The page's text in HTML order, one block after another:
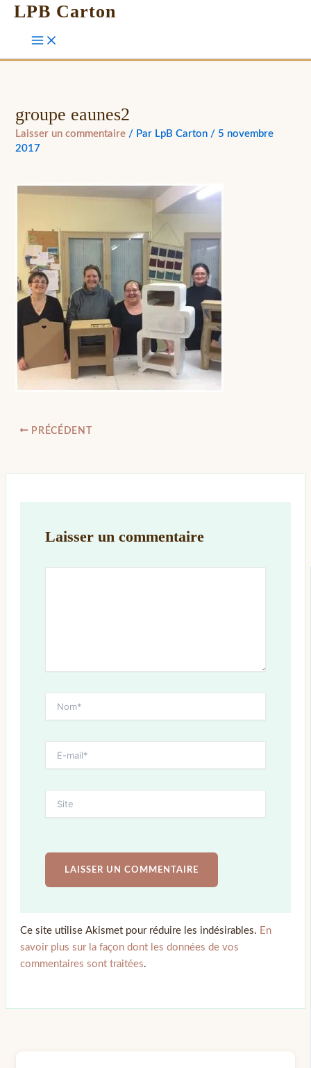
LPB Carton
groupe eaunes2
Laisser un commentaire / Par LpB Carton / 5 novembre
2017
PRÉCÉDENT
Laisser un commentaire
Ce site utilise Akismet pour réduire les indésirables. En
savoir plus sur la façon dont les données de vos
commentaires sont traitées.